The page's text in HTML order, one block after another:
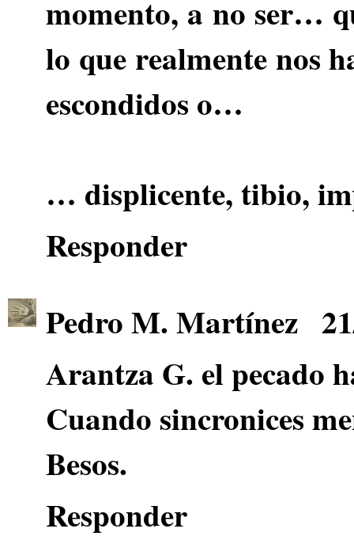
momento, a no ser…
lo que realmente nos
escondidos o…
… displicente, tibio,
Responder
Pedro M. Martínez
Arantza G. el pecado
Cuando sincronices
Besos.
Responder